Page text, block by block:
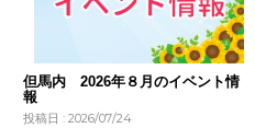
但馬内 2026年８月のイベント情
報
投稿日 : 2026/07/24